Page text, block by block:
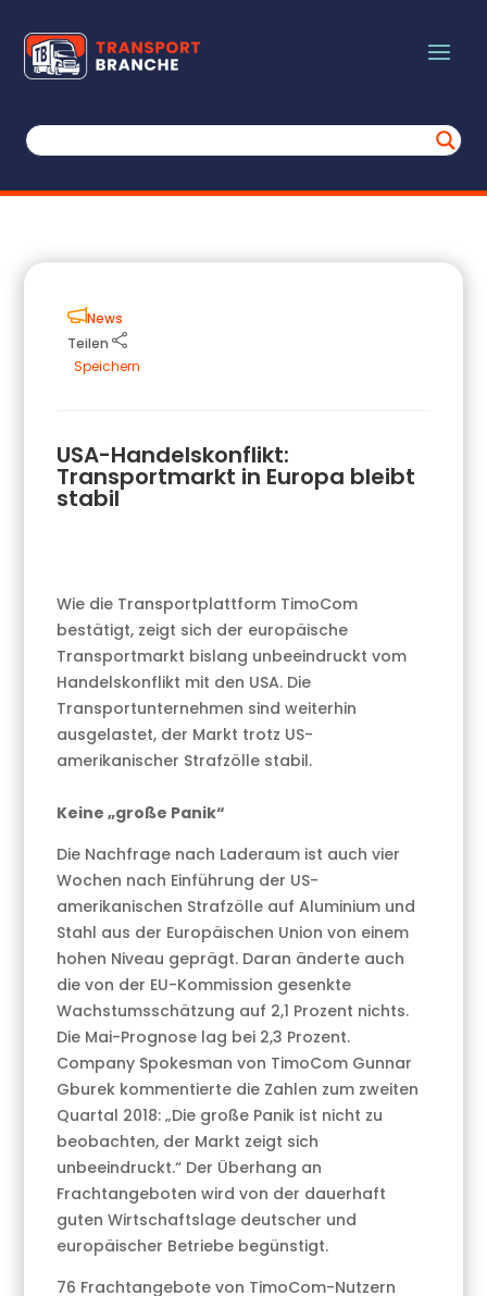
News
Teilen
Speichern
USA-Handelskonflikt:
Transportmarkt in Europa bleibt
stabil
Wie die Transportplattform TimoCom
bestätigt, zeigt sich der europäische
Transportmarkt bislang unbeeindruckt vom
Handelskonflikt mit den USA. Die
Transportunternehmen sind weiterhin
ausgelastet, der Markt trotz US-
amerikanischer Strafzölle stabil.
Keine „große Panik“
Die Nachfrage nach Laderaum ist auch vier
Wochen nach Einführung der US-
amerikanischen Strafzölle auf Aluminium und
Stahl aus der Europäischen Union von einem
hohen Niveau geprägt. Daran änderte auch
die von der EU-Kommission gesenkte
Wachstumsschätzung auf 2,1 Prozent nichts.
Die Mai-Prognose lag bei 2,3 Prozent.
Company Spokesman von TimoCom Gunnar
Gburek kommentierte die Zahlen zum zweiten
Quartal 2018: „Die große Panik ist nicht zu
beobachten, der Markt zeigt sich
unbeeindruckt.“ Der Überhang an
Frachtangeboten wird von der dauerhaft
guten Wirtschaftslage deutscher und
europäischer Betriebe begünstigt.
76 Frachtangebote von TimoCom-Nutzern